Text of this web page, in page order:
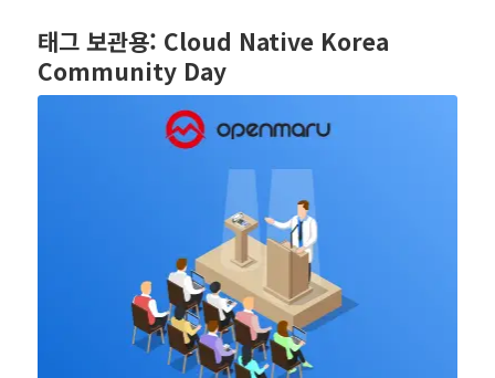
태그 보관용: Cloud Native Korea
Community Day